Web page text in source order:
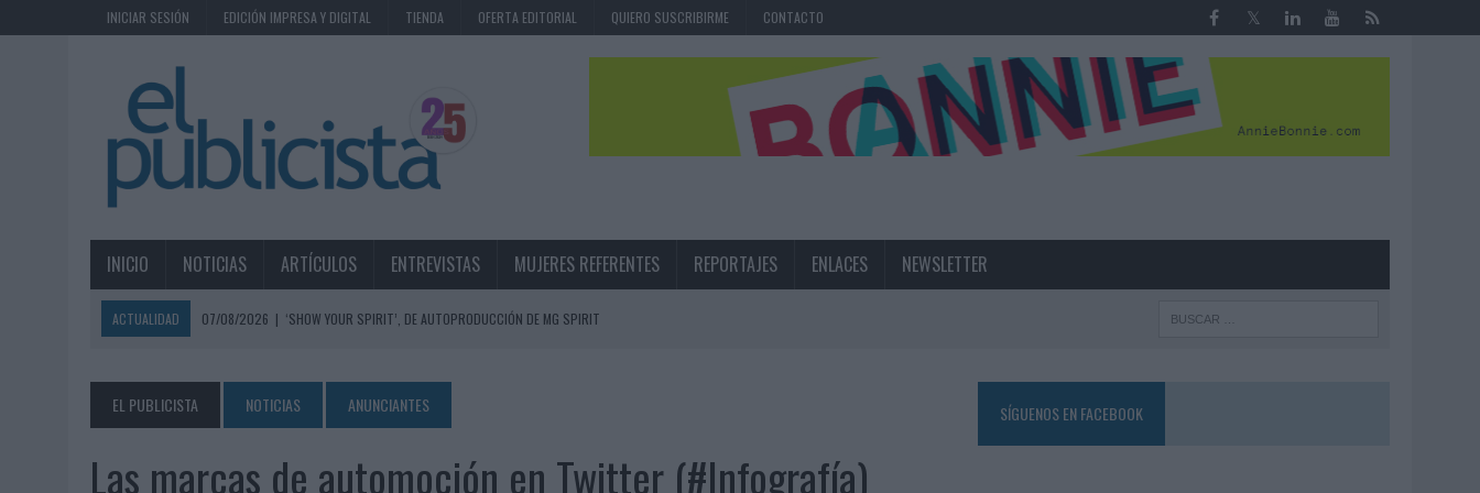
INICIAR SESIÓN EDICIÓN IMPRESA Y DIGITAL TIENDA OFERTA EDITORIAL QUIERO SUSCRIBIRME CONTACTO
INICIO NOTICIAS ARTÍCULOS ENTREVISTAS MUJERES REFERENTES REPORTAJES ENLACES NEWSLETTER
ACTUALIDAD 07/08/2026 | ‘SHOW YOUR SPIRIT’, DE AUTOPRODUCCIÓN DE MG SPIRIT
07/08/2026 | MG SPIRIT RELANZA SU MARCA CON UNA ESTRATEGIA 360º CENTRADA EN EL ORIGEN BARCELONÉS
PATRÓN CONVIERTE EL NUEVO SINGLE DE ARÓN PIPER EN UNA EXPERIENCIA DE MARCA EN IBIZA
EL PUBLICISTA NOTICIAS ANUNCIANTES
Las marcas de automoción en Twitter (#Infografía)
SÍGUENOS EN FACEBOOK